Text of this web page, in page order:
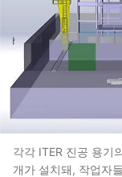
각각 ITER 진공 용기
개가 설치돼, 작업자